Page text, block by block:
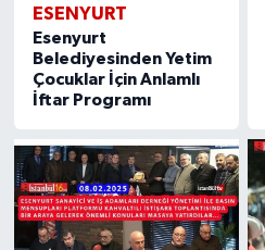
ESENYURT
Esenyurt
Belediyesinden Yetim
Çocuklar İçin Anlamlı
İftar Programı